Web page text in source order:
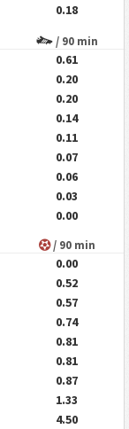
0.18
/ 90 min
0.61
0.20
0.20
0.14
0.11
0.07
0.06
0.03
0.00
/ 90 min
0.00
0.52
0.57
0.74
0.81
0.81
0.87
1.33
4.50